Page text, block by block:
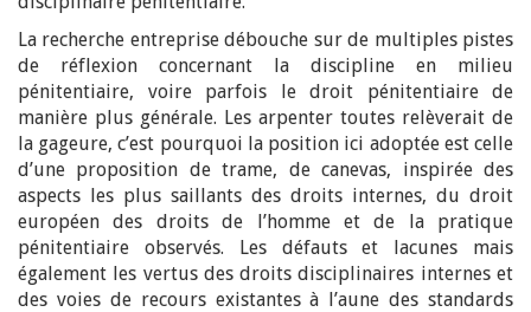
La recherche entreprise débouche sur de multiples pistes
de réflexion concernant la discipline en milieu
pénitentiaire, voire parfois le droit pénitentiaire de
manière plus générale. Les arpenter toutes relèverait de
la gageure, c’est pourquoi la position ici adoptée est celle
d’une proposition de trame, de canevas, inspirée des
aspects les plus saillants des droits internes, du droit
européen des droits de l’homme et de la pratique
pénitentiaire observés. Les défauts et lacunes mais
également les vertus des droits disciplinaires internes et
des voies de recours existantes à l’aune des standards